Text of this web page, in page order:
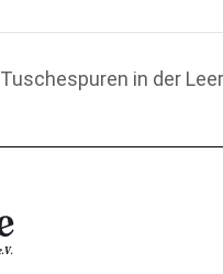
Tuschespuren in der